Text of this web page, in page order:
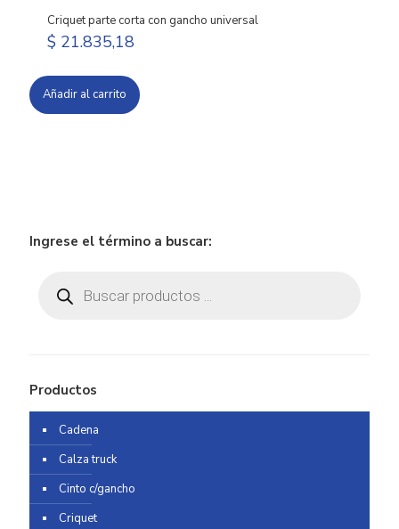
Criquet parte corta con gancho universal
$ 21.835,18
Añadir al carrito
Ingrese el término a buscar:
productos
Productos
Cadena
Calza truck
Cinto c/gancho
Criquet